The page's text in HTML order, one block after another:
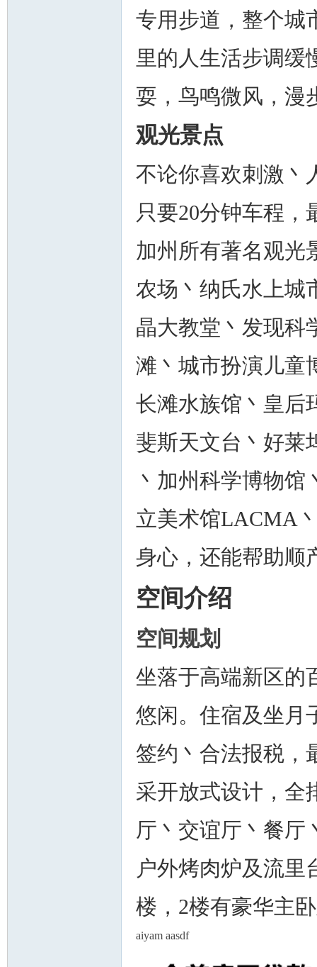
专用步道，整个城
里的人生活步调缓
耍，鸟鸣微风，漫
观光景点
不论你喜欢刺激丶
只要20分钟车程，
加州所有著名观光
农场丶纳氏水上城
晶大教堂丶发现科
滩丶城市扮演儿童
长滩水族馆丶皇后
斐斯天文台丶好莱
丶加州科学博物馆
立美术馆LACMA
身心，还能帮助顺
空间介绍
空间规划
坐落于高端新区的
悠闲。住宿及坐月
签约丶合法报税，
采开放式设计，全
厅丶交谊厅丶餐厅
户外烤肉炉及流里
楼，2楼有豪华主
aiyam aasdf